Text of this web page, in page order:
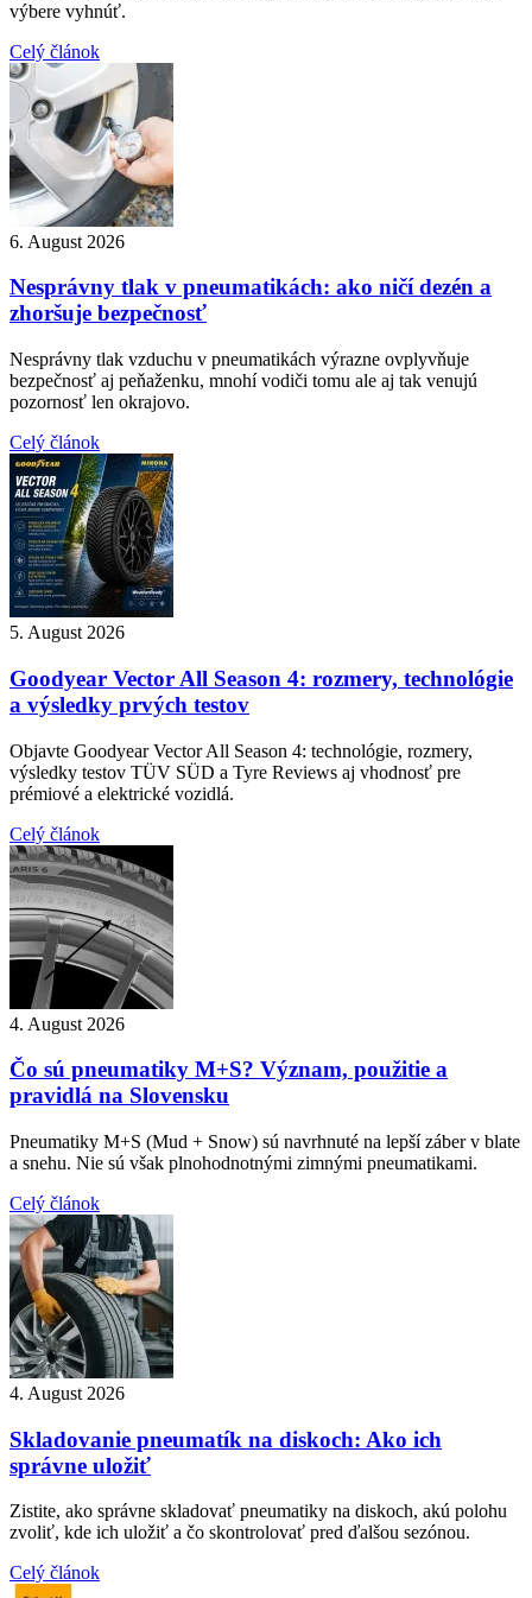
výbere vyhnúť.
Celý článok
6. August 2026
Nesprávny tlak v pneumatikách: ako ničí dezén a
zhoršuje bezpečnosť
Nesprávny tlak vzduchu v pneumatikách výrazne ovplyvňuje
bezpečnosť aj peňaženku, mnohí vodiči tomu ale aj tak venujú
pozornosť len okrajovo.
Celý článok
5. August 2026
Goodyear Vector All Season 4: rozmery, technológie
a výsledky prvých testov
Objavte Goodyear Vector All Season 4: technológie, rozmery,
výsledky testov TÜV SÜD a Tyre Reviews aj vhodnosť pre
prémiové a elektrické vozidlá.
Celý článok
4. August 2026
Čo sú pneumatiky M+S? Význam, použitie a
pravidlá na Slovensku
Pneumatiky M+S (Mud + Snow) sú navrhnuté na lepší záber v blate
a snehu. Nie sú však plnohodnotnými zimnými pneumatikami.
Celý článok
4. August 2026
Skladovanie pneumatík na diskoch: Ako ich
správne uložiť
Zistite, ako správne skladovať pneumatiky na diskoch, akú polohu
zvoliť, kde ich uložiť a čo skontrolovať pred ďalšou sezónou.
Celý článok